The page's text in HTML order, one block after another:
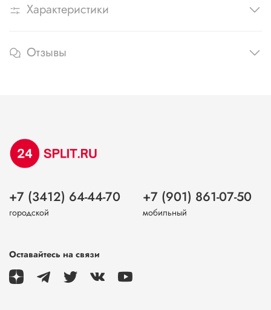
Характеристики
Отзывы
+7 (3412) 64-44-70
городской
+7 (901) 861-07-50
мобильный
Оставайтесь на связи